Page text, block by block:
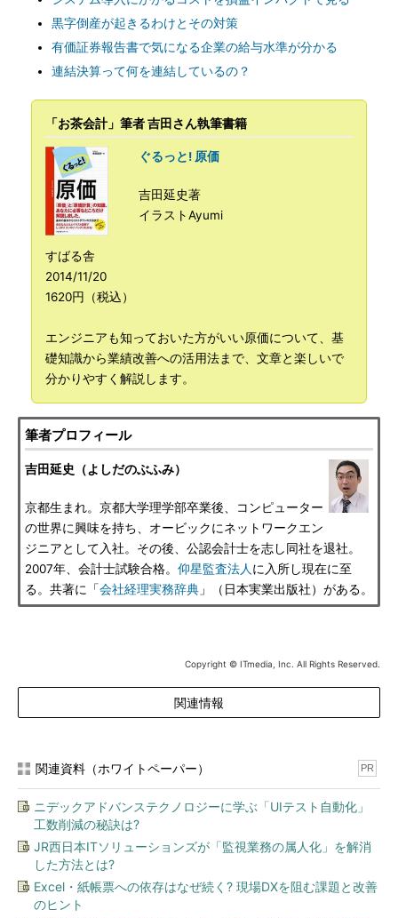
黒字倒産が起きるわけとその対策
有価証券報告書で気になる企業の給与水準が分かる
連結決算って何を連結しているの？
「お茶会計」筆者 吉田さん執筆書籍
ぐるっと! 原価
吉田延史著
イラストAyumi
すばる舎
2014/11/20
1620円（税込）
エンジニアも知っておいた方がいい原価について、基
礎知識から業績改善への活用法まで、文章と楽しいで
分かりやすく解説します。
筆者プロフィール
吉田延史（よしだのぶふみ）
京都生まれ。京都大学理学部卒業後、コンピューター
の世界に興味を持ち、オービックにネットワークエン
ジニアとして入社。その後、公認会計士を志し同社を退社。
2007年、会計士試験合格。 仰星監査法人 に入所し現在に至
る。共著に「会社経理実務辞典 」（日本実業出版社）がある。
Copyright © ITmedia, Inc. All Rights Reserved.
関連情報
関連資料（ホワイトペーパー） PR
ニデックアドバンステクノロジーに学ぶ「UIテスト自動化」
工数削減の秘訣は?
JR西日本ITソリューションズが「監視業務の属人化」を解消
した方法とは?
Excel・紙帳票への依存はなぜ続く? 現場DXを阻む課題と改善
のヒント